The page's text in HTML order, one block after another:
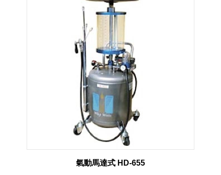
氣動馬達式 HD-655